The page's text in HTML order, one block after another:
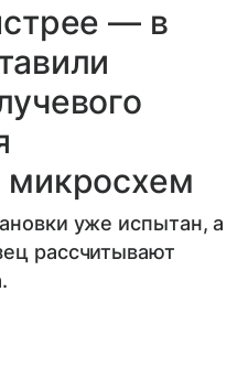
— в
микросхем
уже испытан, а
рассчитывают